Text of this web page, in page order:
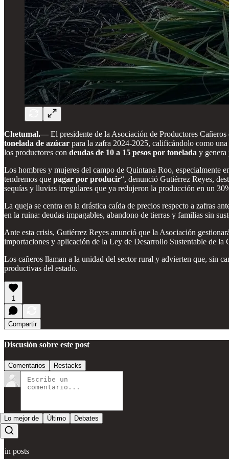
Chetumal.—El presidente de la Asociación de Productores
tonelada de azúcar para la zafra 2024-2025, calificándolo como una
los productores con deudas de 10 a 15 pesos por tonelada y genera
Los hombres y mujeres del campo de Quintana Roo, especialmente
tendremos que pagar por producir“, denunció Gutiérrez Reyes,
sequías y lluvias irregulares que ya redujeron la producción en un
La queja se centra en la drástica caída de precios respecto a zafras
en la ruina: deudas impagables, abandono de tierras y familias sin
Ante esta crisis, Gutiérrez Reyes anunció que la Asociación
importaciones y aplicación de la Ley de Desarrollo Sustentable de la
Los cañeros llaman a la unidad del sector rural y advierten que, sin
productivas del estado.
1
Compartir
Discusión sobre este post
Comentarios Restacks
Lo mejor de Último Debates
Sin posts